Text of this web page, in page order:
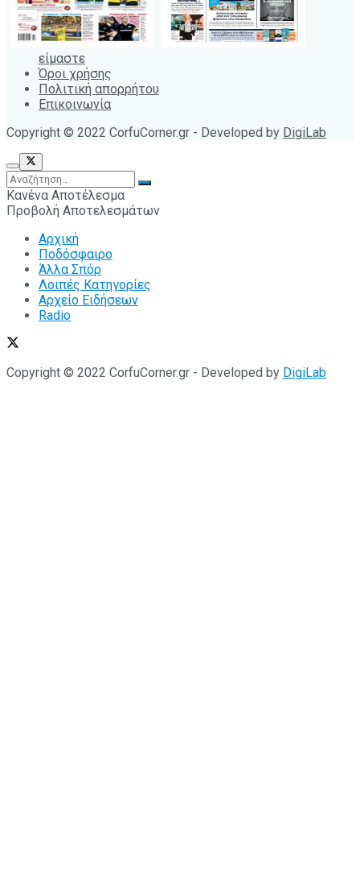
είμαστε
Όροι χρήσης
Πολιτική απορρήτου
Επικοινωνία
Copyright © 2022 CorfuCorner.gr - Developed by DigiLab
Κανένα Αποτέλεσμα
Προβολή Αποτελεσμάτων
Αρχική
Ποδόσφαιρο
Άλλα Σπόρ
Λοιπές Κατηγορίες
Αρχείο Ειδήσεων
Radio
Copyright © 2022 CorfuCorner.gr - Developed by DigiLab